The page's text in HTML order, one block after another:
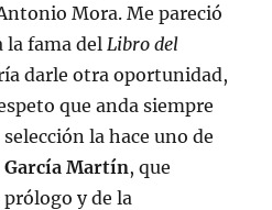
Mora. Me pareció
la fama del Libro del
darle otra oportunidad,
que anda siempre
la hace uno de
García Martín, que
y de la